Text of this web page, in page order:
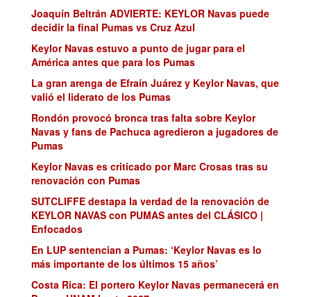
Joaquín Beltrán ADVIERTE: KEYLOR Navas puede
decidir la final Pumas vs Cruz Azul
Keylor Navas estuvo a punto de jugar para el
América antes que para los Pumas
La gran arenga de Efraín Juárez y Keylor Navas, que
valió el liderato de los Pumas
Rondón provocó bronca tras falta sobre Keylor
Navas y fans de Pachuca agredieron a jugadores de
Pumas
Keylor Navas es criticado por Marc Crosas tras su
renovación con Pumas
SUTCLIFFE destapa la verdad de la renovación de
KEYLOR NAVAS con PUMAS antes del CLÁSICO |
Enfocados
En LUP sentencian a Pumas: ‘Keylor Navas es lo
más importante de los últimos 15 años’
Costa Rica: El portero Keylor Navas permanecerá en